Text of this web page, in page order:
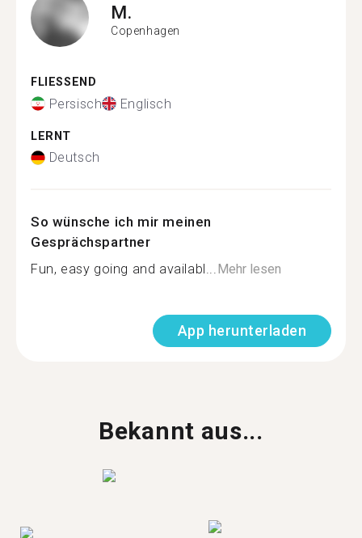
M.
Copenhagen
FLIESSEND
Persisch Englisch
LERNT
Deutsch
So wünsche ich mir meinen
Gesprächspartner
Fun, easy going and availabl...Mehr lesen
App herunterladen
Bekannt aus...